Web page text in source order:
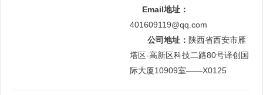
Email地址：
401609119@qq.com
公司地址： 陕西省西安市雁
塔区-高新区科技二路80号译创国
际大厦10909室——X0125